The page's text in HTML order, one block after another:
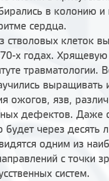
в колонию и
сердца.
стволовых клеток
х годах.
травматологии.
выращивать
ожогов, язв,
дефектов. Даже
будет через десять
одним из
с точки
систем.